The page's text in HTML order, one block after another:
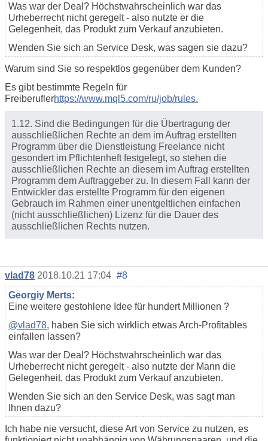
Was war der Deal? Höchstwahrscheinlich war das
Urheberrecht nicht geregelt - also nutzte er die
Gelegenheit, das Produkt zum Verkauf anzubieten.
Wenden Sie sich an Service Desk, was sagen sie dazu?
Warum sind Sie so respektlos gegenüber dem Kunden?
Es gibt bestimmte Regeln für
Freiberuflerhttps://www.mql5.com/ru/job/rules.
1.12. Sind die Bedingungen für die Übertragung der
ausschließlichen Rechte an dem im Auftrag erstellten
Programm über die Dienstleistung Freelance nicht
gesondert im Pflichtenheft festgelegt, so stehen die
ausschließlichen Rechte an diesem im Auftrag erstellten
Programm dem Auftraggeber zu. In diesem Fall kann der
Entwickler das erstellte Programm für den eigenen
Gebrauch im Rahmen einer unentgeltlichen einfachen
(nicht ausschließlichen) Lizenz für die Dauer des
ausschließlichen Rechts nutzen.
vlad78 2018.10.21 17:04 #8
Georgiy Merts:
Eine weitere gestohlene Idee für hundert Millionen ?
@vlad78, haben Sie sich wirklich etwas Arch-Profitables
einfallen lassen?
Was war der Deal? Höchstwahrscheinlich war das
Urheberrecht nicht geregelt - also nutzte der Mann die
Gelegenheit, das Produkt zum Verkauf anzubieten.
Wenden Sie sich an den Service Desk, was sagt man
Ihnen dazu?
Ich habe nie versucht, diese Art von Service zu nutzen, es